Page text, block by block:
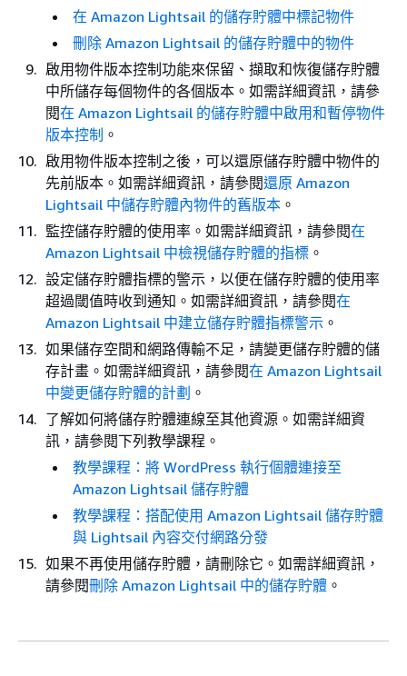
在 Amazon Lightsail 的儲存貯體中標記物件
刪除 Amazon Lightsail 的儲存貯體中的物件
啟用物件版本控制功能來保留、擷取和恢復儲存貯體
中所儲存每個物件的各個版本。如需詳細資訊，請參
閱在 Amazon Lightsail 的儲存貯體中啟用和暫停物件
版本控制 。
啟用物件版本控制之後，可以還原儲存貯體中物件的
先前版本。如需詳細資訊，請參閱還原 Amazon
Lightsail 中儲存貯體內物件的舊版本 。
監控儲存貯體的使用率。如需詳細資訊，請參閱在
Amazon Lightsail 中檢視儲存貯體的指標 。
設定儲存貯體指標的警示，以便在儲存貯體的使用率
超過閾值時收到通知。如需詳細資訊，請參閱在
Amazon Lightsail 中建立儲存貯體指標警示 。
如果儲存空間和網路傳輸不足，請變更儲存貯體的儲
存計畫。如需詳細資訊，請參閱在 Amazon Lightsail
中變更儲存貯體的計劃 。
了解如何將儲存貯體連線至其他資源。如需詳細資
訊，請參閱下列教學課程。
教學課程：將 WordPress 執行個體連接至
Amazon Lightsail 儲存貯體
教學課程：搭配使用 Amazon Lightsail 儲存貯體
與 Lightsail 內容交付網路分發
如果不再使用儲存貯體，請刪除它。如需詳細資訊，
請參閱刪除 Amazon Lightsail 中的儲存貯體 。